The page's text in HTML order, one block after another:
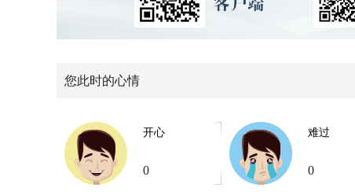
您此时的心情
开心
0
难过
0